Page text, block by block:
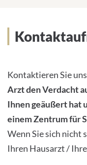
Kontaktieren Sie
Arzt den Verdacht
Ihnen geäußert hat
einem Zentrum für
Wenn Sie sich nicht
Ihren Hausarzt /